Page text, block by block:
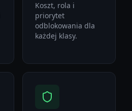
Koszt, rola i
priorytet
odblokowania dla
każdej klasy.